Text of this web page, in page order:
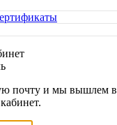
почту и мы вышлем